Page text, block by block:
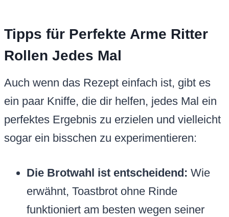
Tipps für Perfekte Arme Ritter
Rollen Jedes Mal
Auch wenn das Rezept einfach ist, gibt es
ein paar Kniffe, die dir helfen, jedes Mal ein
perfektes Ergebnis zu erzielen und vielleicht
sogar ein bisschen zu experimentieren:
Die Brotwahl ist entscheidend: Wie
erwähnt, Toastbrot ohne Rinde
funktioniert am besten wegen seiner